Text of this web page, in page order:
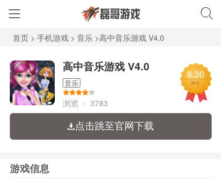
首页 > 手机游戏 > 音乐 >高中音乐游戏 V4.0
高中音乐游戏 V4.0
音乐
浏览 ： 3783
8.30
评分
点击跳至官网下载
游戏信息